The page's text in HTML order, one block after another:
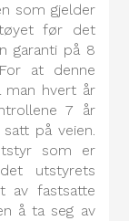
som gjelder
før det
garanti på 8
at denne
man hvert år
7 år
på veien.
som er
utstyrets
av fastsatte
å ta seg av